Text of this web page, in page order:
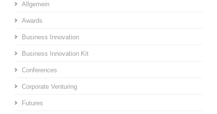
Allgemein
Awards
Business Innovation
Business Innovation Kit
Conferences
Corporate Venturing
Futures